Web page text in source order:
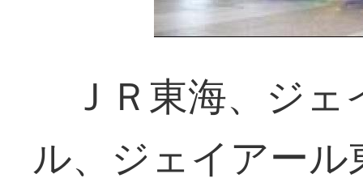
ＪＲ東海、ジェ
ル、ジェイアー